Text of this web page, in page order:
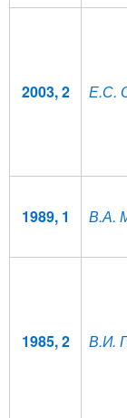
2003, 2 Е.С.
1989, 1 В.А.
1985, 2 В.И.